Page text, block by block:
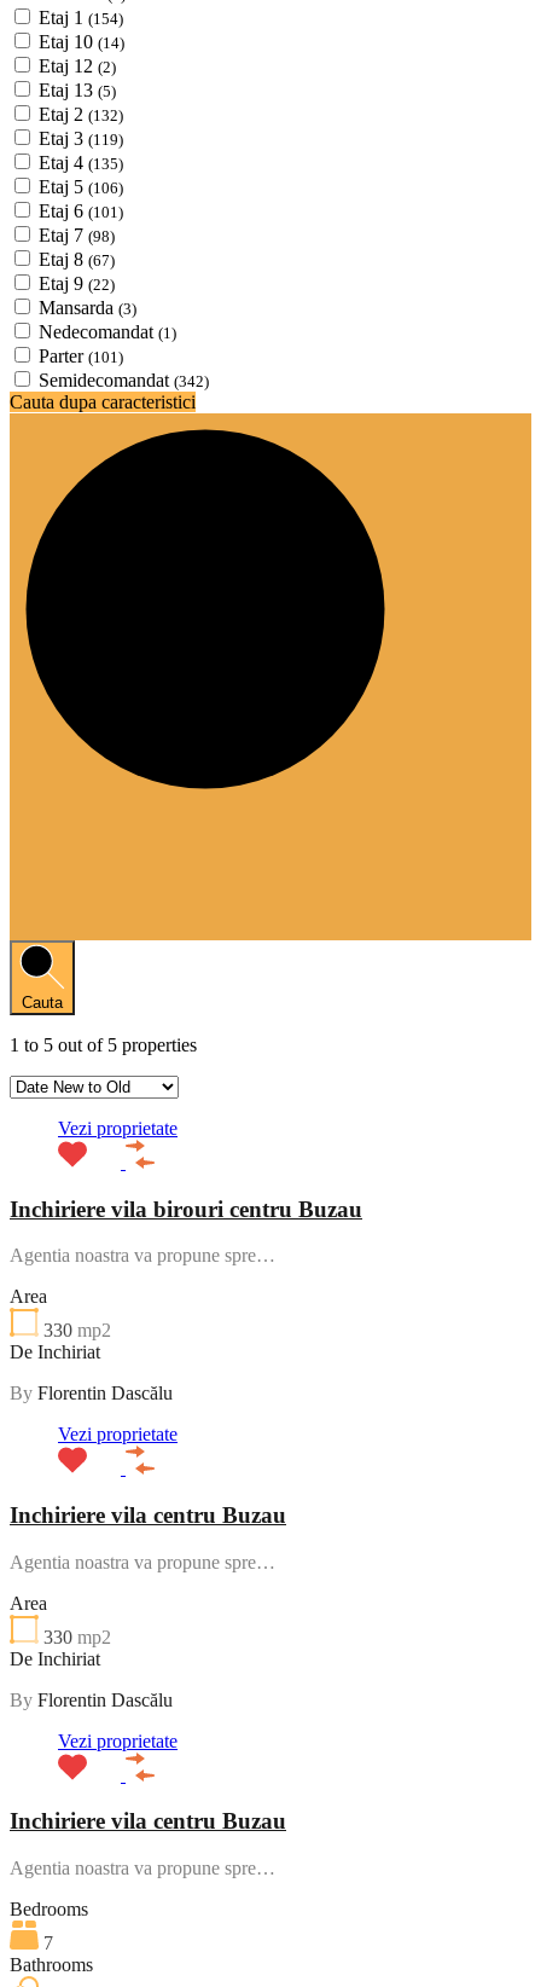
Etaj 1 (154)
Etaj 10 (14)
Etaj 12 (2)
Etaj 13 (5)
Etaj 2 (132)
Etaj 3 (119)
Etaj 4 (135)
Etaj 5 (106)
Etaj 6 (101)
Etaj 7 (98)
Etaj 8 (67)
Etaj 9 (22)
Mansarda (3)
Nedecomandat (1)
Parter (101)
Semidecomandat (342)
Cauta dupa caracteristici
Cauta
1 to 5 out of 5 properties
Vezi proprietate
Inchiriere vila birouri centru Buzau
Agentia noastra va propune spre…
Area
330 mp2
De Inchiriat
By Florentin Dascălu
Vezi proprietate
Inchiriere vila centru Buzau
Agentia noastra va propune spre…
Area
330 mp2
De Inchiriat
By Florentin Dascălu
Vezi proprietate
Inchiriere vila centru Buzau
Agentia noastra va propune spre…
Bedrooms
7
Bathrooms